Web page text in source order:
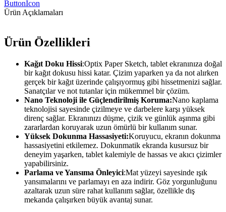
ButtonIcon
Ürün Açıklamaları
Ürün Özellikleri
Kağıt Doku Hissi:Optix Paper Sketch, tablet ekranınıza doğal
bir kağıt dokusu hissi katar. Çizim yaparken ya da not alırken
gerçek bir kağıt üzerinde çalışıyormuş gibi hissetmenizi sağlar.
Sanatçılar ve not tutanlar için mükemmel bir çözüm.
Nano Teknoloji ile Güçlendirilmiş Koruma:Nano kaplama
teknolojisi sayesinde çizilmeye ve darbelere karşı yüksek
direnç sağlar. Ekranınızı düşme, çizik ve günlük aşınma gibi
zararlardan koruyarak uzun ömürlü bir kullanım sunar.
Yüksek Dokunma Hassasiyeti:Koruyucu, ekranın dokunma
hassasiyetini etkilemez. Dokunmatik ekranda kusursuz bir
deneyim yaşarken, tablet kalemiyle de hassas ve akıcı çizimler
yapabilirsiniz.
Parlama ve Yansıma Önleyici:Mat yüzeyi sayesinde ışık
yansımalarını ve parlamayı en aza indirir. Göz yorgunluğunu
azaltarak uzun süre rahat kullanım sağlar, özellikle dış
mekanda çalışırken büyük avantaj sunar.